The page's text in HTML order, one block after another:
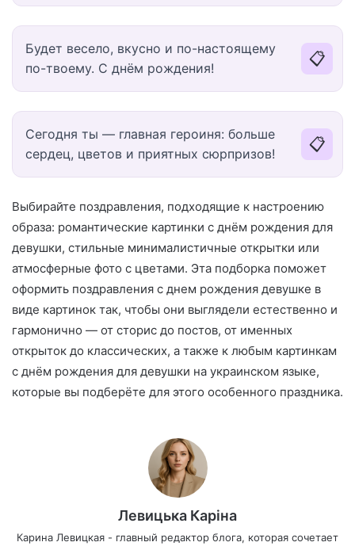
Будет весело, вкусно и по-настоящему
по-твоему. С днём рождения!
📋
Сегодня ты — главная героиня: больше
сердец, цветов и приятных сюрпризов!
📋
Выбирайте поздравления, подходящие к настроению
образа: романтические картинки с днём рождения для
девушки, стильные минималистичные открытки или
атмосферные фото с цветами. Эта подборка поможет
оформить поздравления с днем рождения девушке в
виде картинок так, чтобы они выглядели естественно и
гармонично — от сторис до постов, от именных
открыток до классических, а также к любым картинкам
с днём рождения для девушки на украинском языке,
которые вы подберёте для этого особенного праздника.
Левицька Каріна
Карина Левицкая - главный редактор блога, которая сочетает